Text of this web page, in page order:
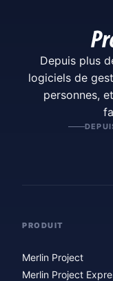
Depuis plus
logiciels de
personnes,
PRODUIT
Merlin Project
Merlin Project